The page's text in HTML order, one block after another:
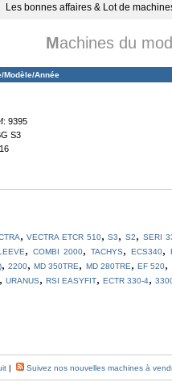
Les bonnes affaires & Lot de
Machines du
Modèle/Année
9395
S3
,VECTRA ETCR 510,S3,S2, SERI
,COMBI 2000, TACHYS, ECS340,
, 2200,MD 350TRE, MD 280TRE,EF 520,
,URANUS,RSI EASYFIT,ECTR 330-4,
| Suivez nos nouvelles machines à